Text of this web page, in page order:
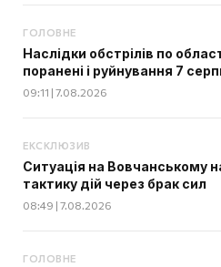
ГОЛОВНЕ
Наслідки обстрілів по
поранені і руйнування 7
09:11 | 7.08.2026
ЕКСКЛЮЗИВ
Ситуація на Вовчанському
тактику дій через брак сил
08:49 | 7.08.2026
ГОЛОВНЕ